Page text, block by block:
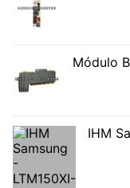
Módulo
IHM